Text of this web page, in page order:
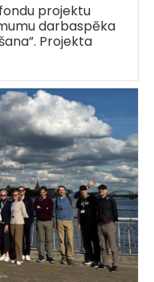
fondu projektu
darbaspēka
Projekta